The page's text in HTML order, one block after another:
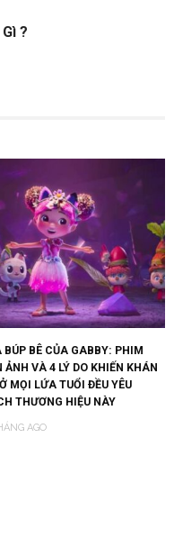
?
BÚP BÊ CỦA GABBY: PHIM
ẢNH VÀ 4 LÝ DO KHIẾN KHÁN
MỌI LỨA TUỔI ĐỀU YÊU
THƯƠNG HIỆU NÀY
AGO